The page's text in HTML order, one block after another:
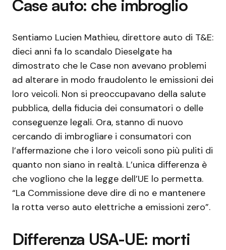
Case auto: che imbroglio
Sentiamo Lucien Mathieu, direttore auto di T&E:
dieci anni fa lo scandalo Dieselgate ha
dimostrato che le Case non avevano problemi
ad alterare in modo fraudolento le emissioni dei
loro veicoli. Non si preoccupavano della salute
pubblica, della fiducia dei consumatori o delle
conseguenze legali. Ora, stanno di nuovo
cercando di imbrogliare i consumatori con
l’affermazione che i loro veicoli sono più puliti di
quanto non siano in realtà. L’unica differenza è
che vogliono che la legge dell’UE lo permetta.
“La Commissione deve dire di no e mantenere
la rotta verso auto elettriche a emissioni zero”.
Differenza USA-UE: morti